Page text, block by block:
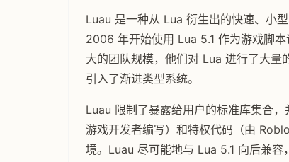
Luau 是一种从 Lua 衍生出的快速、小
2006 年开始使用 Lua 5.1 作为游戏脚
大的团队规模，他们对 Lua 进行了大量
引入了渐进类型系统。
Luau 限制了暴露给用户的标准库集合
游戏开发者编写）和特权代码（由
境。Luau 尽可能地与 Lua 5.1 向后兼